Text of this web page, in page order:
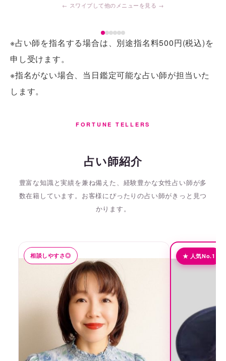
※占い師を指名する場合は、別途指名料500円(税込)を
申し受けます。
※指名がない場合、当日鑑定可能な占い師が担当いた
します。
FORTUNE TELLERS
占い師紹介
豊富な知識と実績を兼ね備えた、経験豊かな女性占い師が多
数在籍しています。 お客様にぴったりの占い師がきっと見つ
かります。
相談しやすさ◎ ★ 人気No.1